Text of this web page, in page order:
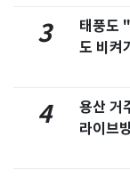
3
태풍도
도 비켜
4
용산 거
라이브